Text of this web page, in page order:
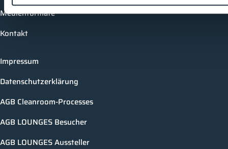
Medienformate
Kontakt
Impressum
Datenschutzerklärung
AGB Cleanroom-Processes
AGB LOUNGES Besucher
AGB LOUNGES Aussteller